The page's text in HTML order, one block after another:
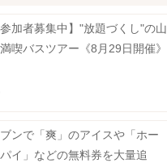
参加者募集中】"放題づくし"の山
喫バスツアー《8月29日開催》
ンで「爽」のアイスや「ホー
イ」などの無料券を大量追